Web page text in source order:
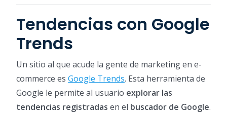
Tendencias con Google
Trends
Un sitio al que acude la gente de marketing en e-
commerce es Google Trends. Esta herramienta de
Google le permite al usuario explorar las
tendencias registradas en el buscador de Google.